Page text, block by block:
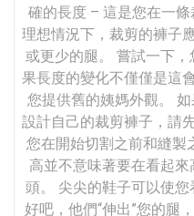
確的長度 – 這是您在一條
理想情況下，裁剪的褲子
或更少的腿。 嘗試一下
果長度的變化不僅僅是這
您提供舊的姨媽外觀。
設計自己的裁剪褲子，請
您在開始切割之前和縫製
高並不意味著要在看起
頭。 尖尖的鞋子可以使
好吧，他們“伸出”您的腿